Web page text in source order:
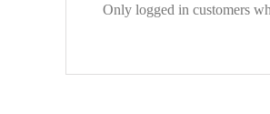
Only logged in customers